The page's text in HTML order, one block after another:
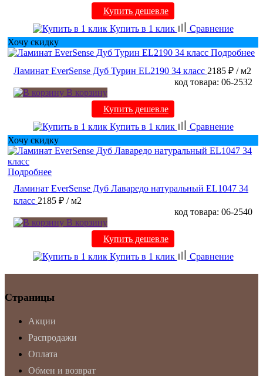
Купить дешевле
Купить в 1 клик
Сравнение
Хочу скидку
Подробнее
Ламинат EverSense Дуб Турин EL2190 34 класс 2185 ₽ / м2
код товара: 06-2532
В корзину
Купить дешевле
Купить в 1 клик
Сравнение
Хочу скидку
Подробнее
Ламинат EverSense Дуб Лаваредо натуральный EL1047 34
класс 2185 ₽ / м2
код товара: 06-2540
В корзину
Купить дешевле
Купить в 1 клик
Сравнение
Страницы
Акции
Распродажи
Оплата
Обмен и возврат